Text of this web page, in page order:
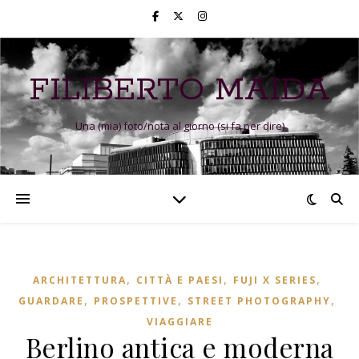
FILIBERTO MAIDA
Una (mia) foto/nota al giorno (si fa per dire)
ARCHITETTURA, CITTÀ E PAESI , FUJI X SERIES,
GUARDARE , PROSPETTIVE , STREET PHOTOGRAPHY,
VIAGGIARE
Berlino antica e moderna